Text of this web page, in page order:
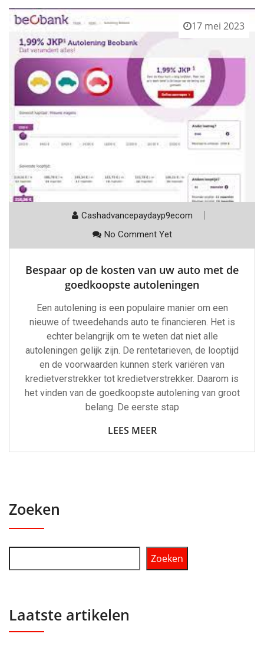
17 mei 2023
Cashadvancepaydayp9ecom
No Comment Yet
Bespaar op de kosten van uw auto met de
goedkoopste autoleningen
Een autolening is een populaire manier om een
nieuwe of tweedehands auto te financieren. Het is
echter belangrijk om te weten dat niet alle
autoleningen gelijk zijn. De rentetarieven, de looptijd
en de voorwaarden kunnen sterk variëren van
kredietverstrekker tot kredietverstrekker. Daarom is
het vinden van de goedkoopste autolening van groot
belang. De eerste stap
LEES MEER
Zoeken
Zoeken
Laatste artikelen